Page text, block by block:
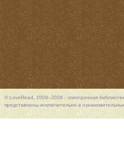
© LoveRead, 2009–2026 - электронная
представлены исключительно в